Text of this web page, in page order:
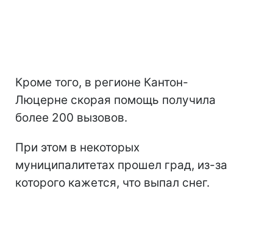
Кроме того, в регионе Кантон-
Люцерне скорая помощь получила
более 200 вызовов.
При этом в некоторых
муниципалитетах прошел град, из-за
которого кажется, что выпал снег.